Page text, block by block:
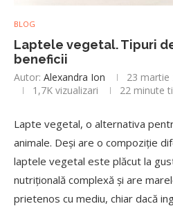
BLOG
Laptele vegetal. Tipuri
beneficii
Autor: Alexandra Ion 23 martie
1,7K vizualizari 22 minute
Lapte vegetal, o alternativa
animale. Deși are o compoziție
laptele vegetal este plăcut la
nutrițională complexă și are
prietenos cu mediu, chiar dacă